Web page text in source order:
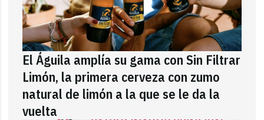
El Águila amplía su gama con Sin Filtrar
Limón, la primera cerveza con zumo
natural de limón a la que se le da la
vuelta